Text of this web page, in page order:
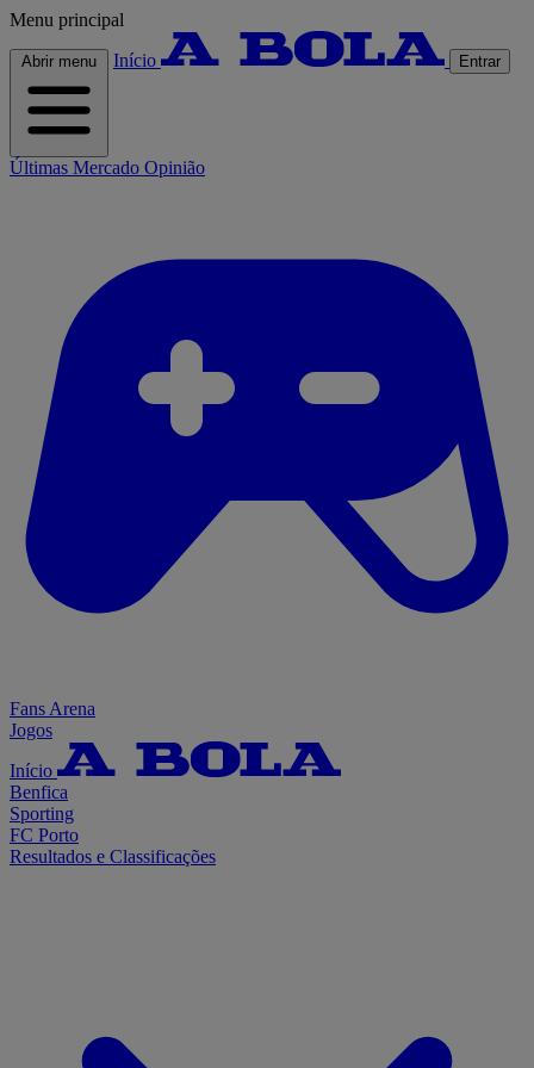
Menu principal
Abrir menu Início Entrar
Últimas Mercado Opinião
Fans Arena
Jogos
Início
Benfica
Sporting
FC Porto
Resultados e Classificações